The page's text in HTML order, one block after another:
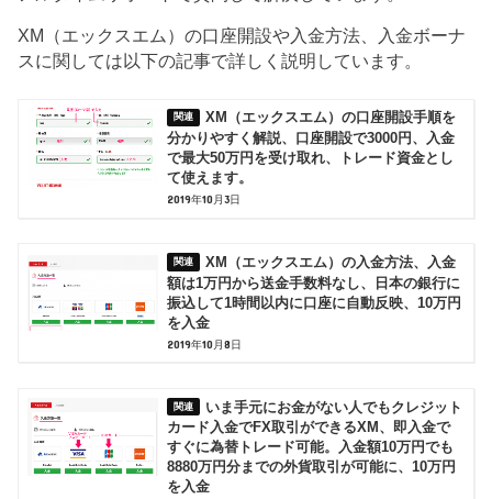
XM（エックスエム）の口座開設や入金方法、入金ボーナ
スに関しては以下の記事で詳しく説明しています。
XM（エックスエム）の口座開設手順を
分かりやすく解説、口座開設で3000円、入金
で最大50万円を受け取れ、トレード資金とし
て使えます。
2019年10月3日
XM（エックスエム）の入金方法、入金
額は1万円から送金手数料なし、日本の銀行に
振込して1時間以内に口座に自動反映、10万円
を入金
2019年10月8日
いま手元にお金がない人でもクレジット
カード入金でFX取引ができるXM、即入金で
すぐに為替トレード可能。入金額10万円でも
8880万円分までの外貨取引が可能に、10万円
を入金